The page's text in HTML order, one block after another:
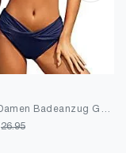
26.95